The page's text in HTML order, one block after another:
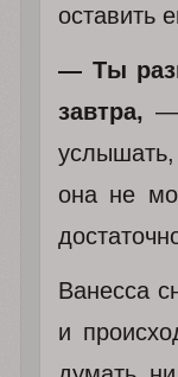
оставить
— Ты
завтра, —
она не
Ванесса
и